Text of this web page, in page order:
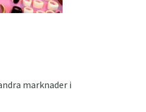
marknader i